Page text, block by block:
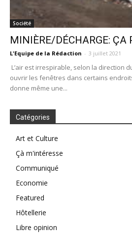
Société
MINIÈRE/DÉCHARGE: ÇA
L'Equipe de la Rédaction - 3 juillet 2021
L’air est irrespirable, selon la direction
ouvrir les fenêtres dans certains
donne même une...
Catégories
Art et Culture
Çà m'intéresse
Communiqué
Economie
Featured
Hôtellerie
Libre opinion